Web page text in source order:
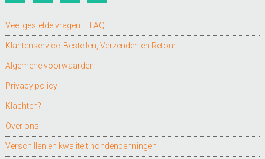
Veel gestelde vragen – FAQ
Klantenservice: Bestellen, Verzenden en Retour
Algemene voorwaarden
Privacy policy
Klachten?
Over ons
Verschillen en kwaliteit hondenpenningen